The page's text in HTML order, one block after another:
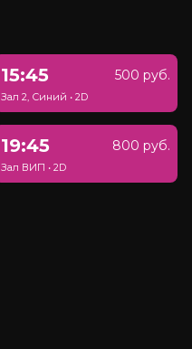
15:45 500 руб.
Зал 2, Синий • 2D
19:45 800 руб.
Зал ВИП • 2D